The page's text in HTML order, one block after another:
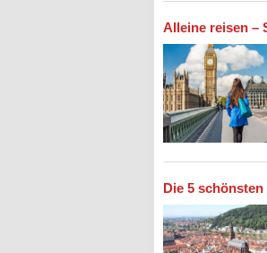
Alleine reisen –
Die 5